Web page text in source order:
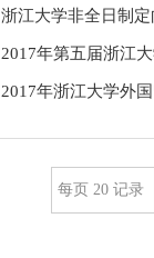
浙江大学非全日制
2017年第五届浙江
2017年浙江大学外
每页 20 记录